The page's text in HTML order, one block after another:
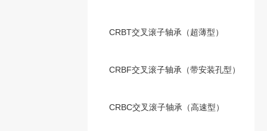
CRBT交叉滚子轴承（超薄型）
CRBF交叉滚子轴承（带安装孔型）
CRBC交叉滚子轴承（高速型）